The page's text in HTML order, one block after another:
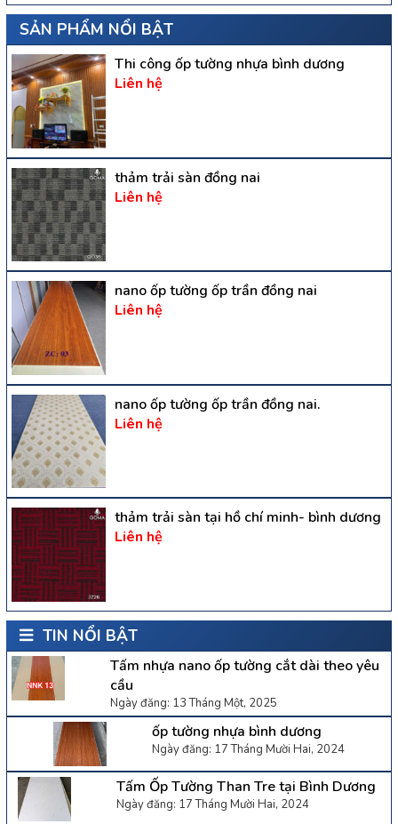
SẢN PHẨM NỔI BẬT
Thi công ốp tường nhựa bình dương
Liên hệ
thảm trải sàn đồng nai
Liên hệ
nano ốp tường ốp trần đồng nai
Liên hệ
nano ốp tường ốp trần đồng nai.
Liên hệ
thảm trải sàn tại hồ chí minh- bình dương
Liên hệ
TIN NỔI BẬT
Tấm nhựa nano ốp tường cắt dài theo yêu
cầu
Ngày đăng: 13 Tháng Một, 2025
ốp tường nhựa bình dương
Ngày đăng: 17 Tháng Mười Hai, 2024
Tấm Ốp Tường Than Tre tại Bình Dương
Ngày đăng: 17 Tháng Mười Hai, 2024